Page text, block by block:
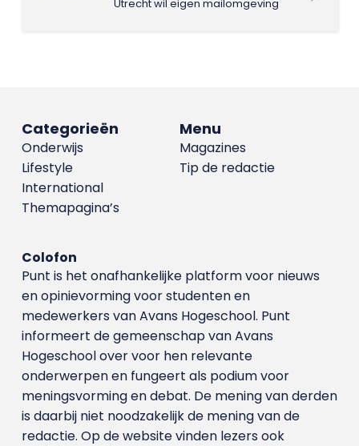
Utrecht wil eigen mailomgeving
Menu
Magazines
Tip de redactie
Categorieën
Onderwijs
Lifestyle
International
Themapagina’s
Colofon
Punt is het onafhankelijke platform voor nieuws
en opinievorming voor studenten en
medewerkers van Avans Hoge­school. Punt
informeert de gemeenschap van Avans
Hogeschool over voor hen relevante
onderwerpen en fungeert als podium voor
meningsvorming en debat. De mening van derden
is daarbij niet noodzakelijk de mening van de
redactie. Op de website vinden lezers ook